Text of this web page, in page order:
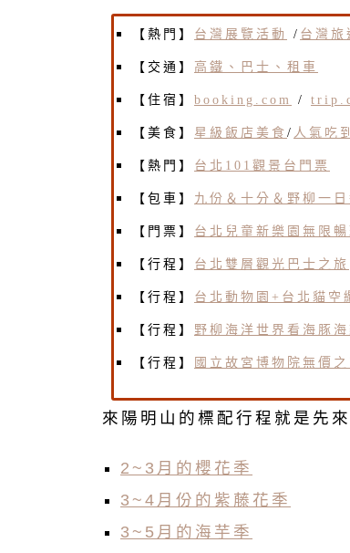
【熱門】 台灣展覽活動 / 台灣旅
【交通】 高鐵、巴士、租車
【住宿】 booking.com /
【美食】 星級飯店美食 / 人氣吃
【熱門】 台北101觀景台門票
【包車】 九份＆十分＆野柳一日
【門票】 台北兒童新樂園無限
【行程】 台北雙層觀光巴士之旅
【行程】 台北動物園+台北貓空
【行程】 野柳海洋世界看海豚
【行程】 國立故宮博物院無價
來陽明山的標配行程就是先
2~3月的櫻花季
3~4月份的紫藤花季
3~5月的海芋季